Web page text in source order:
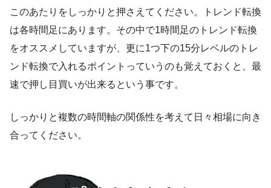
このあたりをしっかりと押さえてください。トレンド転換
は各時間足にあります。その中で1時間足のトレンド転換
をオススメしていますが、更に1つ下の15分レベルのトレ
ンド転換で入れるポイントっていうのも覚えておくと、最
速で押し目買いが出来るという事です。
しっかりと複数の時間軸の関係性を考えて日々相場に向き
合ってください。